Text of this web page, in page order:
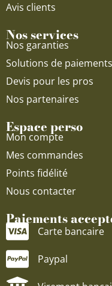
Avis clients
Nos services
Nos garanties
Solutions de paiements
Devis pour les pros
Nos partenaires
Espace perso
Mon compte
Mes commandes
Points fidélité
Nous contacter
Paiements
Carte bancaire
Paypal